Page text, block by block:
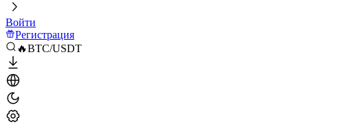
Войти
Регистрация
🔥BTC/USDT